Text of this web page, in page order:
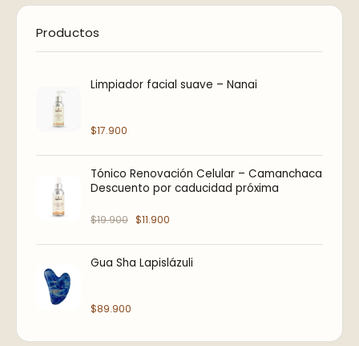
Productos
Limpiador facial suave – Nanai
$17.900
Tónico Renovación Celular – Camanchaca
Descuento por caducidad próxima
$19.900
p
o
o
r
i$11.900
p
o
a
a
Gua Sha Lapislázuli
$89.900